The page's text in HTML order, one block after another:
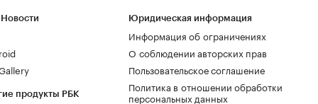
продукты РБК
Юридическая информация
Информация об ограничениях
О соблюдении авторских прав
Пользовательское соглашение
Политика в отношении обработки
персональных данных